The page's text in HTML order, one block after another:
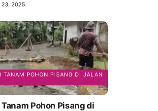
23, 2025
TANAM POHON PISANG DI JALAN
Pohon Pisang di